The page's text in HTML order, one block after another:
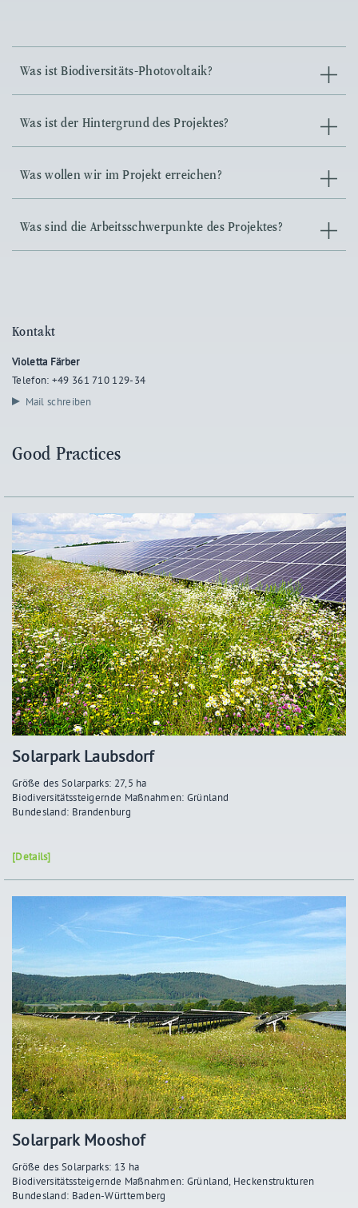
Was ist Biodiversitäts-Photovoltaik?
Was ist der Hintergrund des Projektes?
Was wollen wir im Projekt erreichen?
Was sind die Arbeitsschwerpunkte des Projektes?
Kontakt
Violetta Färber
Telefon: +49 361 710 129-34
Mail schreiben
Good Practices
Solarpark Laubsdorf
Größe des Solarparks: 27,5 ha
Biodiversitätssteigernde Maßnahmen: Grünland
Bundesland: Brandenburg
[Details]
Solarpark Mooshof
Größe des Solarparks: 13 ha
Biodiversitätssteigernde Maßnahmen: Grünland, Heckenstrukturen
Bundesland: Baden-Württemberg